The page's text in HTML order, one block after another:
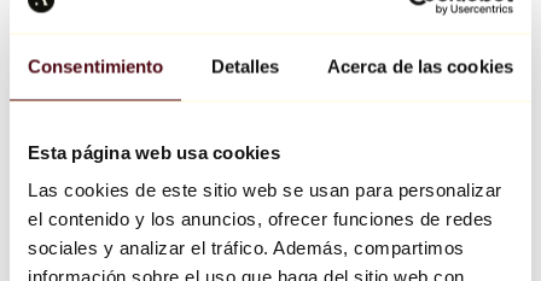
Consentimiento Detalles Acerca de las cookies
Esta página web usa cookies
Las cookies de este sitio web se usan para personalizar
el contenido y los anuncios, ofrecer funciones de redes
sociales y analizar el tráfico. Además, compartimos
información sobre el uso que haga del sitio web con
Richard Orlinski
Keith Haring
Jeff Koons
Jean-Michel Basquiat
Todos los diseñadores
Obra de la semana